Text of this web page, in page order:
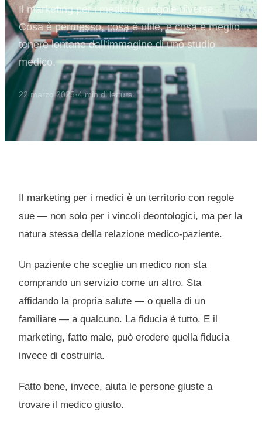
Il marketing per i medici ha regole diverse.
Cosa è permesso, cosa è utile, e cosa è meglio
tenere lontano dall'immagine di uno studio
medico.
22 marzo 2025·4min di lettura
Il marketing per i medici è un territorio con regole
sue — non solo per i vincoli deontologici, ma per la
natura stessa della relazione medico-paziente.
Un paziente che sceglie un medico non sta
comprando un servizio come un altro. Sta
affidando la propria salute — o quella di un
familiare — a qualcuno. La fiducia è tutto. E il
marketing, fatto male, può erodere quella fiducia
invece di costruirla.
Fatto bene, invece, aiuta le persone giuste a
trovare il medico giusto.